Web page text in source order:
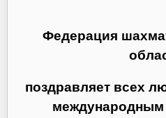
Федерация
поздравляет всех